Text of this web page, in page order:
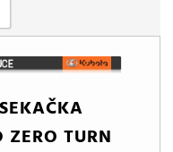
TURN